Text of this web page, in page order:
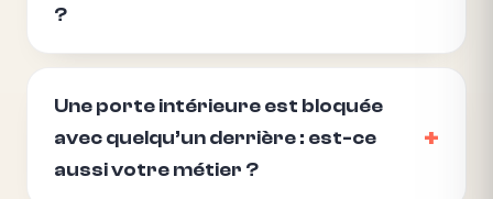
?
Une porte intérieure est bloquée
avec quelqu’un derrière : est-ce
aussi votre métier ?